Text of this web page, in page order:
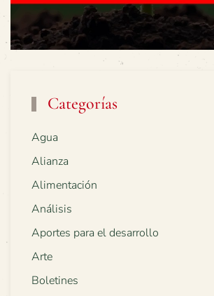
Categorías
Agua
Alianza
Alimentación
Análisis
Aportes para el desarrollo
Arte
Boletines